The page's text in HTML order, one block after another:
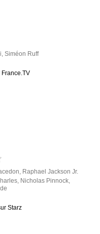
,Siméon Ruff
, Raphael Jackson Jr.
, Nicholas Pinnock,
Starz